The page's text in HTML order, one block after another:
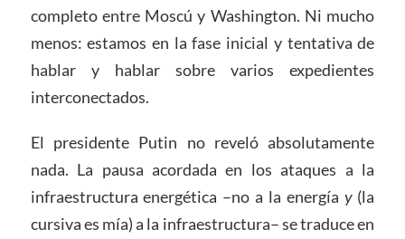
completo entre Moscú y Washington. Ni mucho
menos: estamos en la fase inicial y tentativa de
hablar y hablar sobre varios expedientes
interconectados.
El presidente Putin no reveló absolutamente
nada. La pausa acordada en los ataques a la
infraestructura energética –no a la energía y(la
cursiva es mía) a la infraestructura– se traduce en